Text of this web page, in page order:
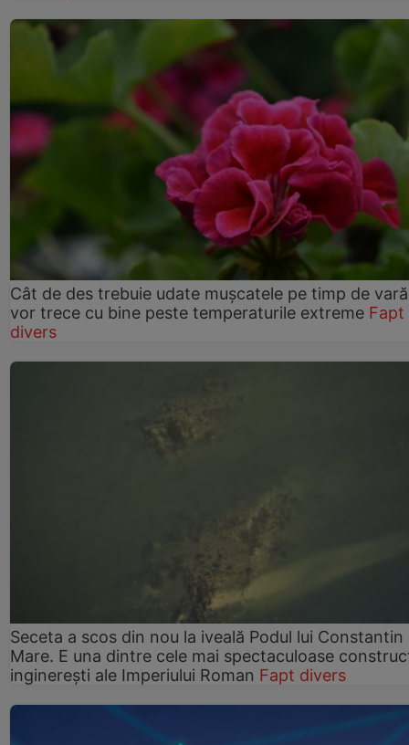
Cât de des trebuie udate mușcatele pe timp de
vor trece cu bine peste temperaturile extreme Fapt
divers
Seceta a scos din nou la iveală Podul lui Constantin
Mare. E una dintre cele mai spectaculoase
inginerești ale Imperiului Roman Fapt divers